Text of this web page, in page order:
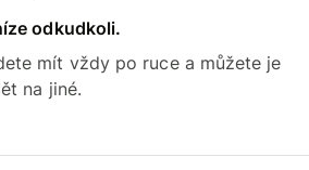
odkudkoli.
mít vždy po ruce a můžete je
na jiné.